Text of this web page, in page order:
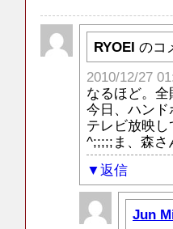
RYOEI のコ
2010/12/27
なるほど。
今日、ハン
テレビ放映
^;;;;;ま、森さ
返信
Jun